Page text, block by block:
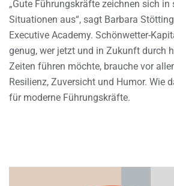
„Gute Führungskräfte zeichnen sich in
Situationen aus“, sagt Barbara
Executive Academy. Schönwetter-
genug, wer jetzt und in Zukunft durch
Zeiten führen möchte, brauche vor
Resilienz, Zuversicht und Humor. Wie
für moderne Führungskräfte.